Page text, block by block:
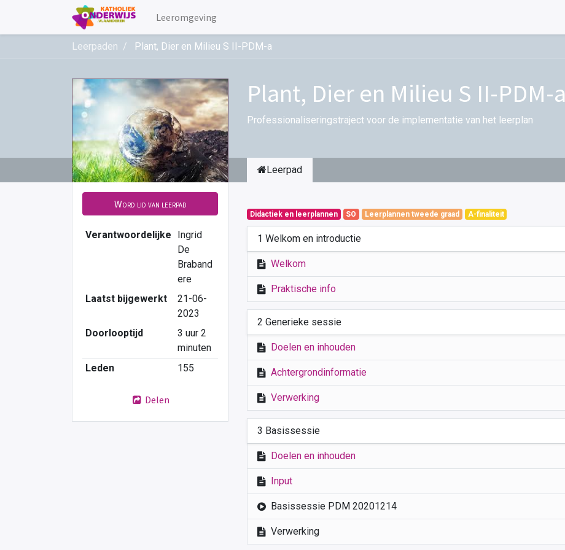
Leeromgeving
Leerpaden Plant, Dier en Milieu S II-PDM-a
Plant, Dier en Milieu S II-PDM-a
Professionaliseringstraject voor de implementatie van het leerplan
Word lid van leerpad
Verantwoordelijke
Ingrid
De
Braband
ere
Laatst bijgewerkt
21-06-
2023
Doorlooptijd
3 uur 2
minuten
Leden
155
Delen
Leerpad
Didactiek en leerplannen SO Leerplannen tweede graad A-finaliteit
1 Welkom en introductie
Welkom
Praktische info
2 Generieke sessie
Doelen en inhouden
Achtergrondinformatie
Verwerking
3 Basissessie
Doelen en inhouden
Input
Basissessie PDM 20201214
Verwerking